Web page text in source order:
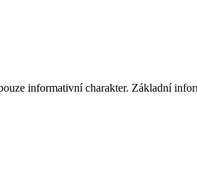
informativní charakter. Základní